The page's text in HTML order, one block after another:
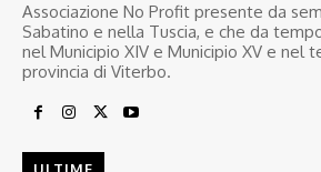
Associazione No Profit presente da
Sabatino e nella Tuscia, e che da
nel Municipio XIV e Municipio XV e nel
provincia di Viterbo.